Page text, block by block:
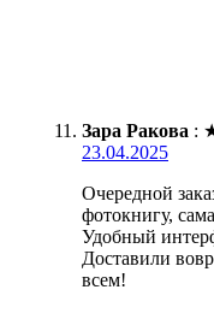
Зара Ракова :
23.04.2025
Очередной
фотокнигу,
Удобный
Доставили
всем!